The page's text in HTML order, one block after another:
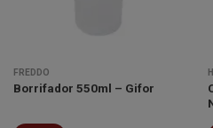
FREDDO
Borrifador 550ml – Gifor